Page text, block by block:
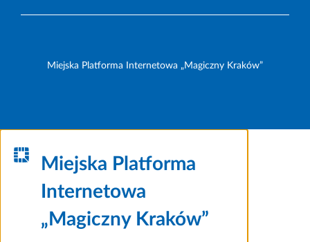
Miejska Platforma Internetowa „Magiczny Kraków”
Miejska Platforma
Internetowa
„Magiczny Kraków”